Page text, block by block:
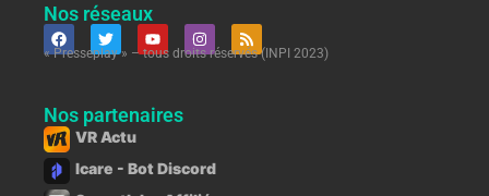
Nos réseaux
« Presseplay » – tous droits réservés (INPI 2023)
Nos partenaires
VR Actu
Icare - Bot Discord